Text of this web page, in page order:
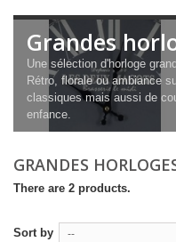
Grandes
Une sélection d'horloge
Rétro, florale ou ambiance
classiques mais aussi de
enfance.
GRANDES
There are 2 products.
Sort by --